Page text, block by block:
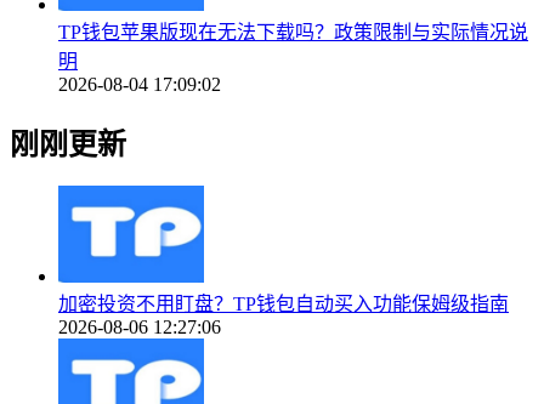
TP钱包苹果版现在无法下载吗？政策限制与实际情况说
明
2026-08-04 17:09:02
刚刚更新
加密投资不用盯盘？TP钱包自动买入功能保姆级指南
2026-08-06 12:27:06